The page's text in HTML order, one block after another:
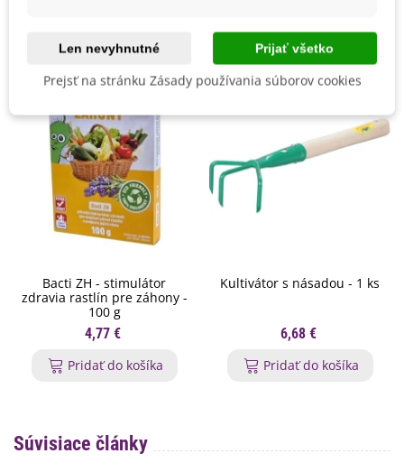
Bacti ZH - stimulátor
zdravia rastlín pre záhony -
100 g
4,77 €
Pridať do košíka
Kultivátor s násadou - 1 ks
6,68 €
Pridať do košíka
Súvisiace články
Len nevyhnutné Prijať všetko
Prejsť na stránku Zásady používania súborov cookies